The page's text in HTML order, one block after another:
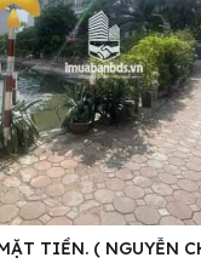
TIỀN. ( NGUYỄN